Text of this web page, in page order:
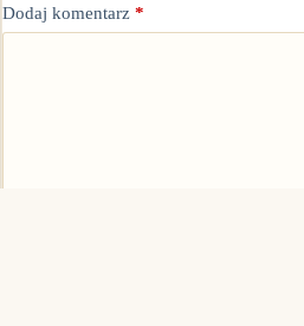
Dodaj komentarz *